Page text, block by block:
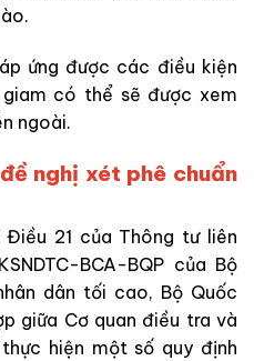
ứng được các điều kiện
có thể sẽ được xem
ngoài.
nghị xét phê chuẩn
21 của Thông tư liên
BCA-BQP của Bộ
dân tối cao, Bộ Quốc
giữa Cơ quan điều tra và
hiện một số quy định